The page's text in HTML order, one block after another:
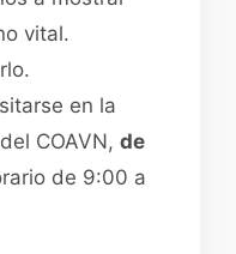
vital.
en la
COAVN, de
de 9:00 a